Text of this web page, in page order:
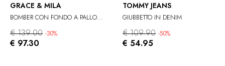
GRACE & MILA
BOMBER CON FONDO A PALLONCINO
€ 139.00 -30%
€ 97.30
TOMMY JEANS
GIUBBETTO IN DENIM
€ 109.90 -50%
€ 54.95